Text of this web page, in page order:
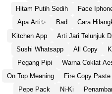
Hitam Putih Sedih
Face
Apa Arti✨
Bad Cara
Kitchen App
Arti Jari Telunjuk
Sushi Whatsapp
All Copy
Pegang Pipi
Warna Coklat
On Top Meaning
Fire Copy Paste
Pepe Pack
Ni-Ki